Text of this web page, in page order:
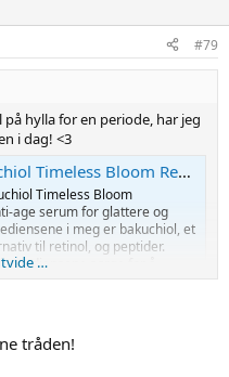
#79
hylla for en periode, har jeg
i dag! <3
Revitalizing Serum - SkinSecret.no
Timeless Bloom
age serum for glattere og
i meg er bakuchiol, et
til retinol, og peptider.
sørge for å
og...
…
tråden!